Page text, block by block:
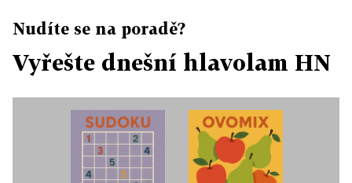
Nudíte se na poradě?
Vyřešte dnešní hlavolam HN